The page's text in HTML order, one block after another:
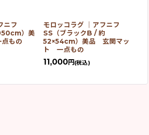
ニフ
）美
もの
モロッコラグ ｜アフニフ
SS（ブラックB / 約
52×54cm）美品 玄関マッ
ト 一点もの
11,000円 (税込)